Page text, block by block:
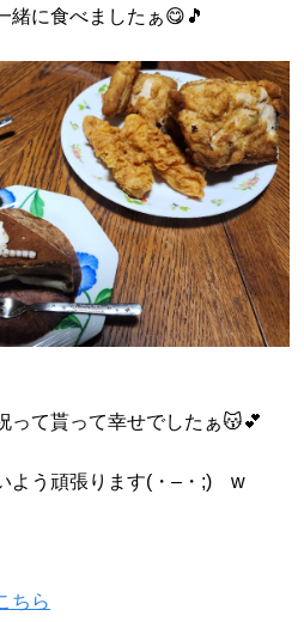
緒に食べましたぁ😋🎵
って貰って幸せでしたぁ😽💕
よう頑張ります(⁠・⁠–⁠・⁠;⁠)⁠ゞw
ちら